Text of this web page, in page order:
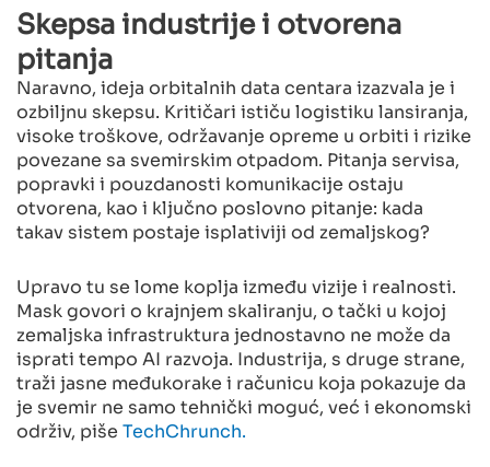
Skepsa industrije i otvorena
pitanja
Naravno, ideja orbitalnih data centara izazvala je i
ozbiljnu skepsu. Kritičari ističu logistiku lansiranja,
visoke troškove, održavanje opreme u orbiti i rizike
povezane sa svemirskim otpadom. Pitanja servisa,
popravki i pouzdanosti komunikacije ostaju
otvorena, kao i ključno poslovno pitanje: kada
takav sistem postaje isplativiji od zemaljskog?
Upravo tu se lome koplja između vizije i realnosti.
Mask govori o krajnjem skaliranju, o tački u kojoj
zemaljska infrastruktura jednostavno ne može da
isprati tempo AI razvoja. Industrija, s druge strane,
traži jasne međukorake i računicu koja pokazuje da
je svemir ne samo tehnički moguć, već i ekonomski
održiv, piše TechChrunch.